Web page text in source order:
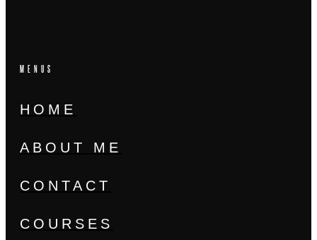
MENUS
HOME
ABOUT ME
CONTACT
COURSES